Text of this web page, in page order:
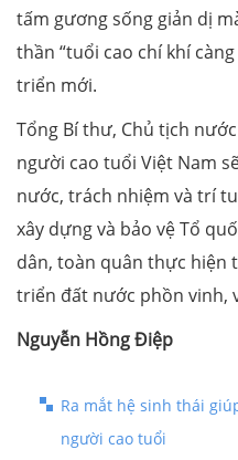
tấm gương sống giản dị
thần “tuổi cao chí khí
triển mới.
Tổng Bí thư, Chủ tịch
người cao tuổi Việt Nam
nước, trách nhiệm và trí
xây dựng và bảo vệ Tổ
dân, toàn quân thực hiện
triển đất nước phồn vinh,
Nguyễn Hồng Điệp
Ra mắt hệ sinh thái
người cao tuổi